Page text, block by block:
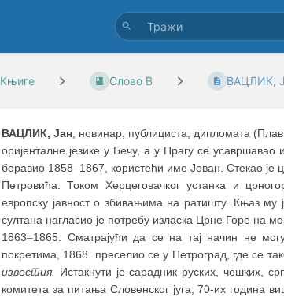
Књиге Слово В ВАЦЛИК,
ВАЦЛИК, Јан, новинар, публициста, дипломата
оријенталне језике у Бечу, а у Прагу се
боравио 1858–1867, користећи име Јован. Стекао је
Петровића. Током Херцеговачког устанка и
европску јавност о збивањима на ратишту. Књаз му
султана нагласио је потребу изласка Црне Горе на
1863–1865. Сматрајући да се на тај начин не
покретима, 1868. преселио се у Петроград, где се
известия. Истакнути је сарадник руских, чешких,
комитета за питања Словенског југа, 70-их година